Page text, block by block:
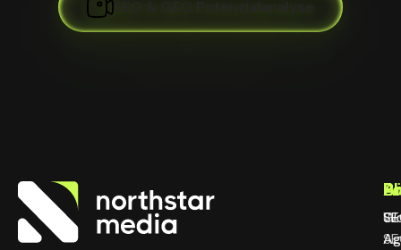
SEO & GEO Potenzialanalyse